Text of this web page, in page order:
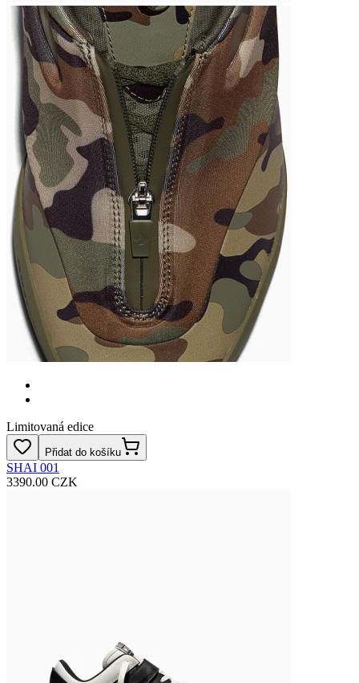
Limitovaná edice
Přidat do košíku
SHAI 001
3390.00 CZK